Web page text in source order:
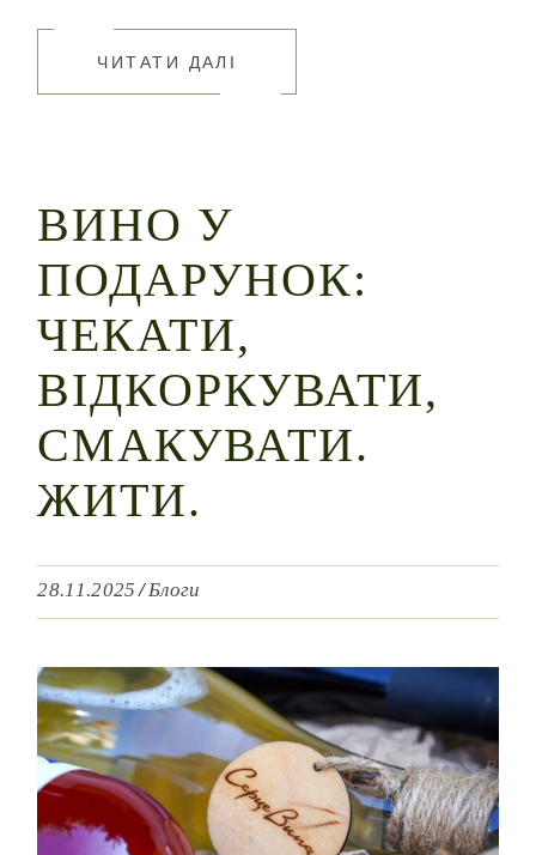
ЧИТАТИ ДАЛІ
ВИНО У
ПОДАРУНОК:
ЧЕКАТИ,
ВІДКОРКУВАТИ,
СМАКУВАТИ.
ЖИТИ.
28.11.2025 Блоги